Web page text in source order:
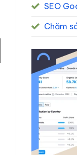
SEO
Chăm